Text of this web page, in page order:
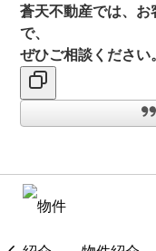
蒼天不動産では、
で、
ぜひご相談ください